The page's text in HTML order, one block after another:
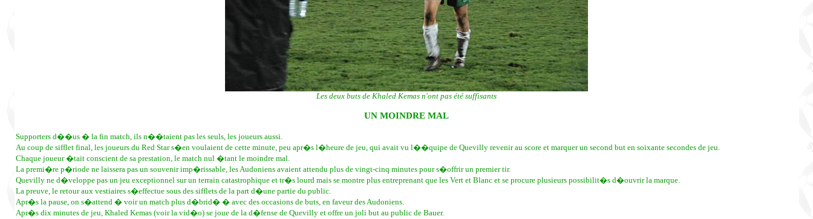
Les deux buts de Khaled Kemas n'ont pas été suffisants
UN MOINDRE MAL
Supporters d��us � la fin match, ils n��taient pas les seuls, les joueurs aussi.
Au coup de sifflet final, les joueurs du Red Star s�en voulaient de cette minute, peu apr�s l�heure de jeu, qui avait vu l��quipe de Quevilly revenir au score et marquer un second but en soixante secondes de jeu.
Chaque joueur �tait conscient de sa prestation, le match nul �tant le moindre mal.
La premi�re p�riode ne laissera pas un souvenir imp�rissable, les Audoniens avaient attendu plus de vingt-cinq minutes pour s�offrir un premier tir.
Quevilly ne d�veloppe pas un jeu exceptionnel sur un terrain catastrophique et tr�s lourd mais se montre plus entreprenant que les Vert et Blanc et se procure plusieurs possibilit�s d�ouvrir la marque.
La preuve, le retour aux vestiaires s�effectue sous des sifflets de la part d�une partie du public.
Apr�s la pause, on s�attend � voir un match plus d�brid� � avec des occasions de buts, en faveur des Audoniens.
Apr�s dix minutes de jeu, Khaled Kemas (voir la vid�o) se joue de la d�fense de Quevilly et offre un joli but au public de Bauer.